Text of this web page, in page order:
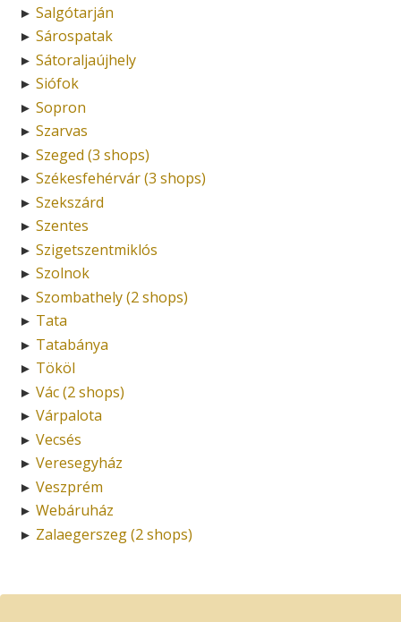
► Salgótarján
► Sárospatak
► Sátoraljaújhely
► Siófok
► Sopron
► Szarvas
► Szeged (3 shops)
► Székesfehérvár (3 shops)
► Szekszárd
► Szentes
► Szigetszentmiklós
► Szolnok
► Szombathely (2 shops)
► Tata
► Tatabánya
► Tököl
► Vác (2 shops)
► Várpalota
► Vecsés
► Veresegyház
► Veszprém
► Webáruház
► Zalaegerszeg (2 shops)